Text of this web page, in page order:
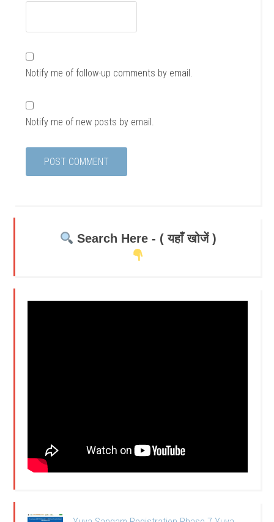
Notify me of follow-up comments by email.
Notify me of new posts by email.
Search Here - ( यहाँ खोजें )